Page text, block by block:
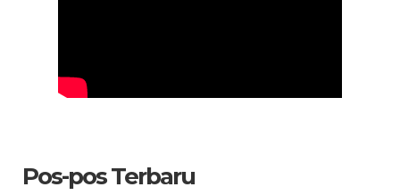
Pos-pos Terbaru